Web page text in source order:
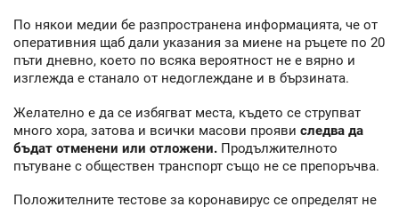
По някои медии бе разпространена информацията, че от
оперативния щаб дали указания за миене на ръцете по 20
пъти дневно, което по всяка вероятност не е вярно и
изглежда е станало от недоглеждане и в бързината.
Желателно е да се избягват места, където се струпват
много хора, затова и всички масови прояви следва да
бъдат отменени или отложени. Продължителното
пътуване с обществен транспорт също не се препоръчва.
Положителните тестове за коронавирус се определят не